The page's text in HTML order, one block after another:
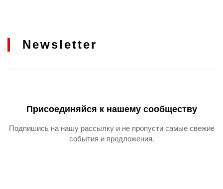
Newsletter
Присоединяйся к нашему сообществу
Подпишись на нашу рассылку и не пропусти самые свежие
события и предложения.